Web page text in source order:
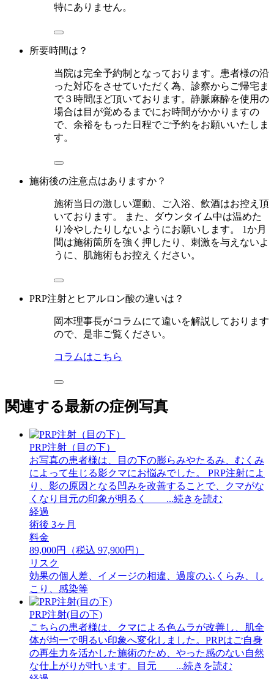
特にありません。
所要時間は？
当院は完全予約制となっております。患者様の沿
った対応をさせていただく為、診察からご帰宅ま
で３時間ほど頂いております。静脈麻酔を使用の
場合は目が覚めるまでにお時間がかかりますの
で、余裕をもった日程でご予約をお願いいたしま
す。
施術後の注意点はありますか？
施術当日の激しい運動、ご入浴、飲酒はお控え頂
いております。 また、ダウンタイム中は温めた
り冷やしたりしないようにお願いします。 1か月
間は施術箇所を強く押したり、刺激を与えないよ
うに、肌施術もお控えください。
PRP注射とヒアルロン酸の違いは？
岡本理事長がコラムにて違いを解説しております
ので、是非ご覧ください。
コラムはこちら
関連する最新の症例写真
PRP注射（目の下）
お写真の患者様は、目の下の膨らみやたるみ、むくみ
によって生じる影クマにお悩みでした。 PRP注射によ
り、影の原因となる凹みを改善することで、クマがな
くなり目元の印象が明るく ...続きを読む
経過
術後 3ヶ月
料金
89,000円（税込 97,900円）
リスク
効果の個人差、イメージの相違、過度のふくらみ、し
こり、感染等
PRP注射(目の下)
こちらの患者様は、クマによる色ムラが改善し、肌全
体が均一で明るい印象へ変化しました。PRPはご自身
の再生力を活かした施術のため、やった感のない自然
な仕上がりが叶います。目元 ...続きを読む